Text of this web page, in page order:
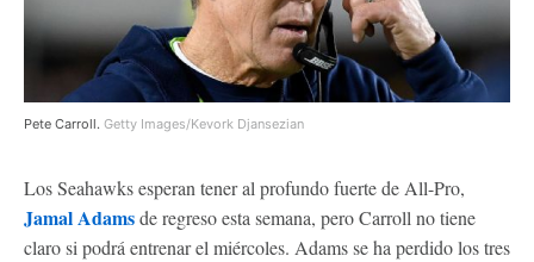
Pete Carroll. Getty Images/Kevork Djansezian
Los Seahawks esperan tener al profundo fuerte de All-Pro,
Jamal Adamsde regreso esta semana, pero Carroll no tiene
claro si podrá entrenar el miércoles. Adams se ha perdido los tres